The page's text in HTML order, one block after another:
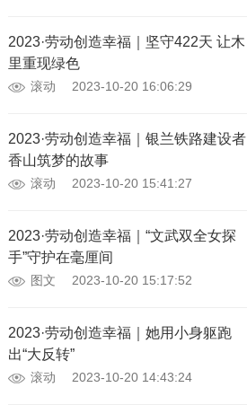
2023·劳动创造幸福｜坚守422天 让木
里重现绿色
滚动 2023-10-20 16:06:29
2023·劳动创造幸福｜银兰铁路建设者
香山筑梦的故事
滚动 2023-10-20 15:41:27
2023·劳动创造幸福｜“文武双全女探
手”守护在毫厘间
图文 2023-10-20 15:17:52
2023·劳动创造幸福｜她用小身躯跑
出“大反转”
滚动 2023-10-20 14:43:24